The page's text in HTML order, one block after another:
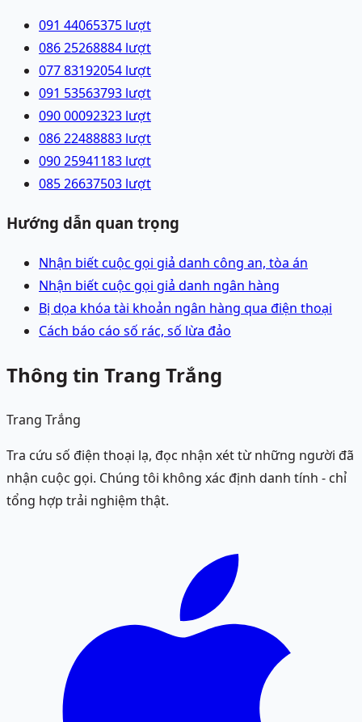
091 44065375 lượt
086 25268884 lượt
077 83192054 lượt
091 53563793 lượt
090 00092323 lượt
086 22488883 lượt
090 25941183 lượt
085 26637503 lượt
Hướng dẫn quan trọng
Nhận biết cuộc gọi giả danh công an, tòa án
Nhận biết cuộc gọi giả danh ngân hàng
Bị dọa khóa tài khoản ngân hàng qua điện thoại
Cách báo cáo số rác, số lừa đảo
Thông tin Trang Trắng
Trang Trắng
Tra cứu số điện thoại lạ, đọc nhận xét từ những người đã
nhận cuộc gọi. Chúng tôi không xác định danh tính - chỉ
tổng hợp trải nghiệm thật.